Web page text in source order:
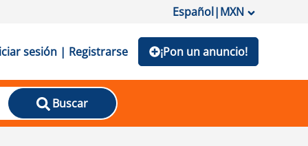
Español|MXN
sesión | Registrarse ¡Pon un anuncio!
Buscar